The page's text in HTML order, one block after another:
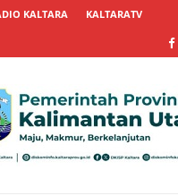
KALTARA KALTARATV